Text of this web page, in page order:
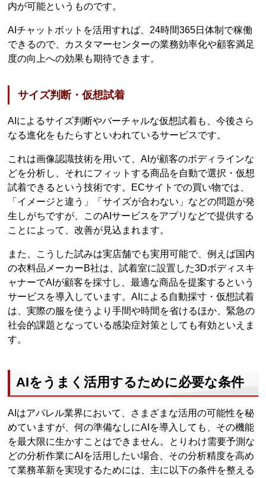
内が可能というものです。
AIチャットボットを活用すれば、24時間365日体制で稼働
できるので、カスタマーセンターの業務効率化や顧客満足
度の向上への効果も期待できます。
サイズ判断・仮想試着
AIによるサイズ判断やバーチャルな仮想試着も、今後さら
なる進化をもたらすといわれているサービスです。
これは画像認識技術を用いて、AIが顧客のボディラインな
どを分析し、それにフィットする商品を自動で選択・仮想
試着できるという技術です。ECサイトでの買い物では、
「イメージと違う」「サイズが合わない」などの問題が発
生しがちですが、このAIサービスをアプリなどで提供する
ことによって、改善が見込まれます。
また、こうした試みは実店舗でも実用可能で、例えば国内
の衣料品メーカーB社は、試着室に設置した3Dボディスキ
ャナーでAIが顧客を採寸し、最適な商品を提案するという
サービスを導入しています。AIによる自動採寸・仮想試着
は、実際の服を使うより手間や時間を省けるほか、緊急の
社会的課題となっている感染症対策としても有効といえま
す。
AIをうまく活用するために必要な条件
AIはアパレル業界において、さまざまな活用の可能性を秘
めていますが、何の準備なしにAIを導入しても、その機能
を最大限に生かすことはできません。とりわけ需要予測な
どの分析作業にAIを活用したい場合、その分析精度を高め
て業務革新を実現するためには、主に以下の条件を整える